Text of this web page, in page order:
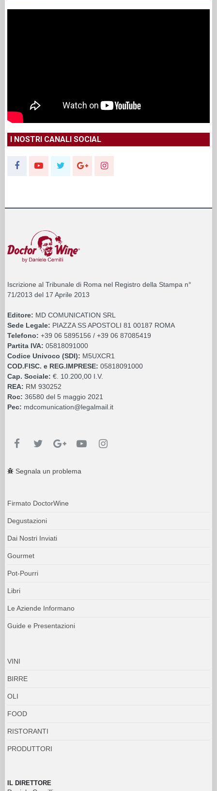
I NOSTRI CANALI SOCIAL
Iscrizione al Tribunale di Roma nel Registro della Stampa n°
71/2013 del 17 Aprile 2013
Editore: MD COMUNICATION SRL
Sede Legale: PIAZZA SS APOSTOLI 81 00187 ROMA
Telefono: +39 06 5895156 / +39 06 87085419
Partita IVA: 05818091000
Codice Univoco (SDI): M5UXCR1
COD.FISC. e REG.IMPRESE: 05818091000
Cap. Sociale: €. 10.200,00 I.V.
REA: RM 930252
Roc: 36580 del 5 maggio 2021
Pec: mdcomunication@legalmail.it
Segnala un problema
Firmato DoctorWine
Degustazioni
Dai Nostri Inviati
Gourmet
Pot-Pourri
Libri
Le Aziende Informano
Guide e Presentazioni
VINI
BIRRE
OLI
FOOD
RISTORANTI
PRODUTTORI
IL DIRETTORE